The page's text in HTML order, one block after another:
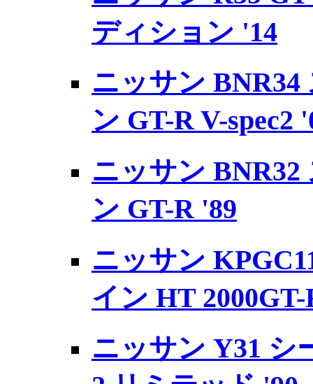
ディション '14
ニッサン BNR34
ン GT-R V-spec2
ニッサン BNR32
ン GT-R '89
ニッサン
イン HT 2000GT-
ニッサン Y31 シ